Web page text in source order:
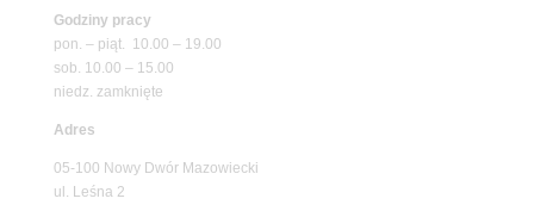
Godziny pracy
pon. – piąt. 10.00 – 19.00
sob. 10.00 – 15.00
niedz. zamknięte
Adres
05-100 Nowy Dwór Mazowiecki
ul. Leśna 2